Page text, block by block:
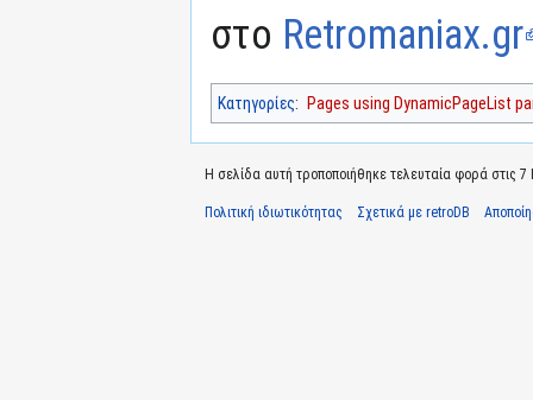
στο Retromaniax.gr
Κατηγορίες: Pages using DynamicPageList
Η σελίδα αυτή τροποποιήθηκε τελευταία φορά στις 7
Πολιτική ιδιωτικότητας Σχετικά με retroDB